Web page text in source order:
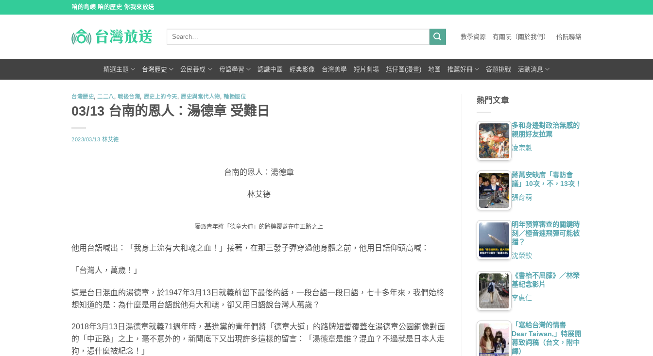
咱的島嶼 咱的歷史 你我來放送
教學資源 有關阮（關於我們） 佮阮聯絡
精選主題 台灣歷史 公民養成 母語學習 認識中國 經典影像 台灣美學 短片劇場 尪仔圖(漫畫) 地圖 推薦好冊 答題挑戰 活動消息
台灣歷史, 二二八,戰後台灣, 歷史上的今天, 歷史與當代人物,輪播版位
03/13 台南的恩人：湯德章 受難日
2023/03/13 林艾德
台南的恩人：湯德章
林艾德
獨派青年將「德章大道」的路牌覆蓋在中正路之上
他用台語喊出：「我身上流有大和魂之血！」接著，在那三發子彈穿過他身體之前，他用日語仰頭高喊：
「台灣人，萬歲！」
這是台日混血的湯德章，於1947年3月13日就義前留下最後的話，一段台語一段日語，七十多年來，我們始終
想知道的是：為什麼是用台語說他有大和魂，卻又用日語說台灣人萬歲？
2018年3月13日湯德章就義71週年時，基進黨的青年們將「德章大道」的路牌短暫覆蓋在湯德章公園銅像對面
的「中正路」之上，毫不意外的，新聞底下又出現許多這樣的留言：「湯德章是誰？混血？不過就是日本人走
狗，憑什麼被紀念！」
熱門文章
多和身邊對政治無感的
親朋好友拉票
凌宗魁
蔣萬安缺席「毒防會
議」10次，不，13次！
張育萌
明年預算審查的關鍵時
刻／極音速飛彈可能被
擋？
沈榮欽
《書枱不屈膝》／林榮
基紀念影片
李惠仁
「寫給台灣的情書
Dear Taiwan,」特展開
幕致詞稿（台文，附中
譯）